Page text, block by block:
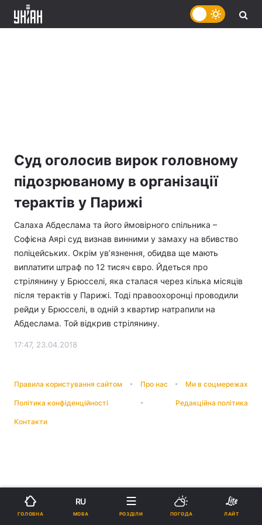
Суд оголосив вирок головному
підозрюваному в організації
терактів у Парижі
Салаха Абдеслама та його ймовірного спільника –
Софієна Аярі суд визнав винними у замаху на вбивство
поліцейських. Окрім ув’язнення, обидва ще мають
виплатити штраф по 12 тисяч євро. Йдеться про
стрілянину у Брюсселі, яка сталася через кілька місяців
після терактів у Парижі. Тоді правоохоронці проводили
рейди у Брюсселі, в одній з квартир натрапили на
Абдеслама. Той відкрив стрілянину.
17:47, 23.04.2018
Правила користування сайтом Про нас Ми в соцмережах
Політика конфіденційності Редакційна політика
Контакти
ГОЛОВНА
RU
МОВА РОЗДІЛИ ПОГОДА ЛАЙТ